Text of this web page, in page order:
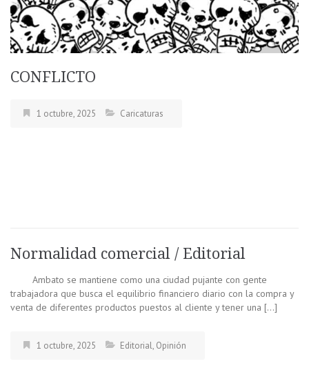
CONFLICTO
1 octubre, 2025 Caricaturas
Normalidad comercial / Editorial
Ambato se mantiene como una ciudad pujante con gente
trabajadora que busca el equilibrio financiero diario con la compra y
venta de diferentes productos puestos al cliente y tener una […]
1 octubre, 2025 Editorial, Opinión